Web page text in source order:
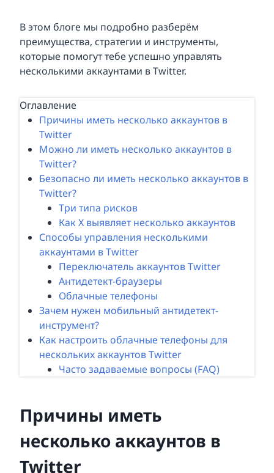
В этом блоге мы подробно разберём
преимущества, стратегии и инструменты,
которые помогут тебе успешно управлять
несколькими аккаунтами в Twitter.
Оглавление
Причины иметь несколько аккаунтов в
Twitter
Можно ли иметь несколько аккаунтов в
Twitter?
Безопасно ли иметь несколько аккаунтов в
Twitter?
Три типа рисков
Как X выявляет несколько аккаунтов
Способы управления несколькими
аккаунтами в Twitter
Переключатель аккаунтов Twitter
Антидетект-браузеры
Облачные телефоны
Зачем нужен мобильный антидетект-
инструмент?
Как настроить облачные телефоны для
нескольких аккаунтов Twitter
Часто задаваемые вопросы (FAQ)
Причины иметь
несколько аккаунтов в
Twitter